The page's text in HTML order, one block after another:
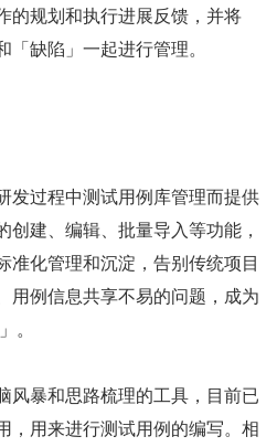
的规划和执行进展反馈，并将
「缺陷」一起进行管理。
发过程中测试用例库管理而提供
创建、编辑、批量导入等功能，
准化管理和沉淀，告别传统项目
用例信息共享不易的问题，成为
。
风暴和思路梳理的工具，目前已
，用来进行测试用例的编写。相